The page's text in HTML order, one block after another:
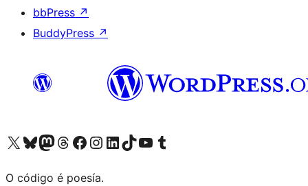
bbPress ↗
BuddyPress ↗
Visita la cuenta de X (anteriormente Twitter)
Visita a nosa conta de Bluesky
Visita a nosa conta de Mastodon
Visita a nosa conta de Threads
Visita a nosa páxina de Facebook
Visita a nosa conta de Instagram
Visita a nosa conta de LinkedIn
Visita a nosa conta de TikTok
Visita a nosa canle de YouTube
Visita a nosa conta de Tumblr
O código é poesía.